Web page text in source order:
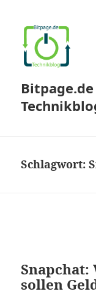
Bitpage.de
Schlagwort:
Snapchat:
sollen